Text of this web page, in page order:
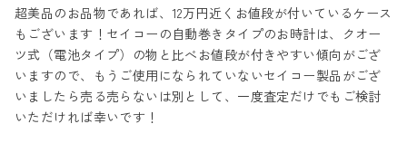
超美品のお品物であれば、12万円近くお値段が付いているケース
もございます！セイコーの自動巻きタイプのお時計は、クオー
ツ式（電池タイプ）の物と比べお値段が付きやすい傾向がござ
いますので、もうご使用になられていないセイコー製品がござ
いましたら売る売らないは別として、一度査定だけでもご検討
いただければ幸いです！